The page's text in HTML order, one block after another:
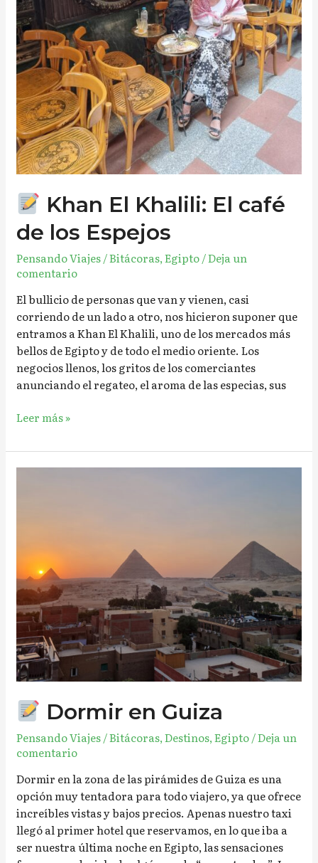
Khan El Khalili: El café
de los Espejos
Pensando Viajes/Bitácoras,Egipto/Deja un
comentario
El bullicio de personas que van y vienen, casi
corriendo de un lado a otro, nos hicieron suponer que
entramos a Khan El Khalili, uno de los mercados más
bellos de Egipto y de todo el medio oriente. Los
negocios llenos, los gritos de los comerciantes
anunciando el regateo, el aroma de las especias, sus
Leer más »
Dormir en Guiza
Pensando Viajes/Bitácoras,Destinos,Egipto/Deja un
comentario
Dormir en la zona de las pirámides de Guiza es una
opción muy tentadora para todo viajero, ya que ofrece
increíbles vistas y bajos precios. Apenas nuestro taxi
llegó al primer hotel que reservamos, en lo que iba a
ser nuestra última noche en Egipto, las sensaciones